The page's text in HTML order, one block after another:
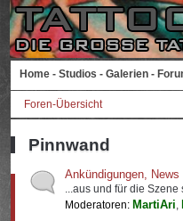
Home - Studios - Galerien -
Foren-Übersicht
Pinnwand
Ankündigungen,
...aus und für die
Moderatoren: MartiAri,